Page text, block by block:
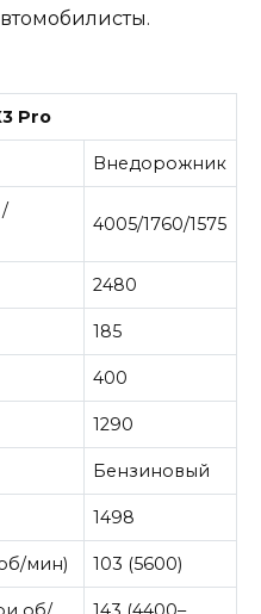
Pro
Внедорожник
4005/1760/1575
2480
185
400
1290
Бензиновый
1498
мин) 103 (5600)